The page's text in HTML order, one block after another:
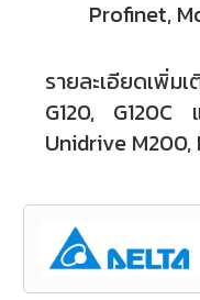
Profinet,
รายละเอียดเพิ่ม
G120,
Unidrive